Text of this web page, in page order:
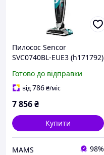
Пилосос Sencor
SVC0740BL-EUE3 (h171792)
Готово до відправки
від786₴/міс
7 856₴
Купити
MAMS 98%